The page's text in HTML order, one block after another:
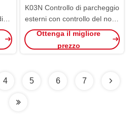
K03N Controllo di parcheggio
esterni con controllo del nodo
cablato RS485 PGS IP66
Ottenga il migliore
prezzo
4 5 6 7